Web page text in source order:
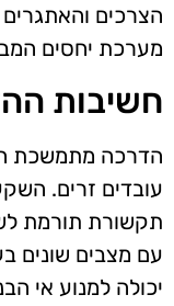
הצרכים
מערכת יחסים
חשיבות
הדרכה מתמשכת
עובדים זרים.
תקשורת תורמת
עם מצבים שונים
יכולה למנוע אי